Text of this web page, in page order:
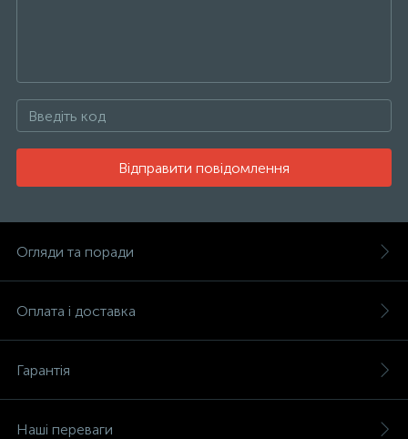
Відправити повідомлення
Огляди та поради
Оплата і доставка
Гарантія
Наші переваги